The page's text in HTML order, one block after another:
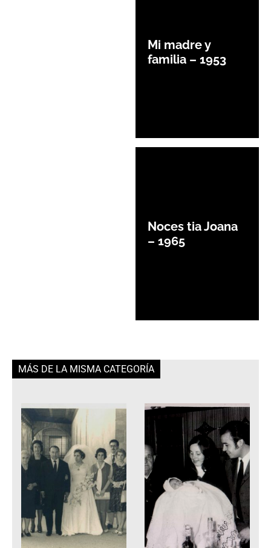
Mi madre y
familia – 1953
Noces tia Joana
– 1965
MÁS DE LA MISMA CATEGORÍA